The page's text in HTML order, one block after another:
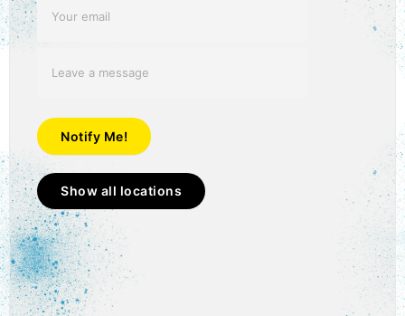
Notify Me!
Show all locations